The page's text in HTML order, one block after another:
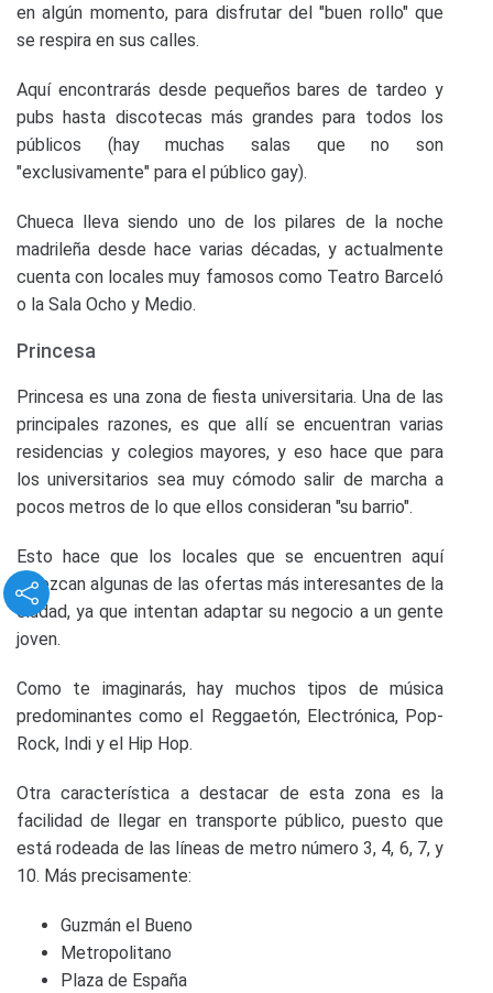
en algún momento, para disfrutar del "buen rollo" que
se respira en sus calles.
Aquí encontrarás desde pequeños bares de tardeo y
pubs hasta discotecas más grandes para todos los
públicos (hay muchas salas que no son
"exclusivamente" para el público gay).
Chueca lleva siendo uno de los pilares de la noche
madrileña desde hace varias décadas, y actualmente
cuenta con locales muy famosos como Teatro Barceló
o la Sala Ocho y Medio.
Princesa
Princesa es una zona de fiesta universitaria. Una de las
principales razones, es que allí se encuentran varias
residencias y colegios mayores, y eso hace que para
los universitarios sea muy cómodo salir de marcha a
pocos metros de lo que ellos consideran "su barrio".
Esto hace que los locales que se encuentren aquí
ofrezcan algunas de las ofertas más interesantes de la
ciudad, ya que intentan adaptar su negocio a un gente
joven.
Como te imaginarás, hay muchos tipos de música
predominantes como el Reggaetón, Electrónica, Pop-
Rock, Indi y el Hip Hop.
Otra característica a destacar de esta zona es la
facilidad de llegar en transporte público, puesto que
está rodeada de las líneas de metro número 3, 4, 6, 7, y
10. Más precisamente:
Guzmán el Bueno
Metropolitano
Plaza de España